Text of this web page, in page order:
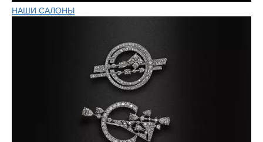
НАШИ САЛОНЫ